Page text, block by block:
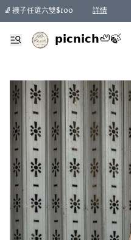
🧦 襪子任選六雙$100 詳情
𝗽𝗶𝗰𝗻𝗶𝗰𝗵🦥🍃